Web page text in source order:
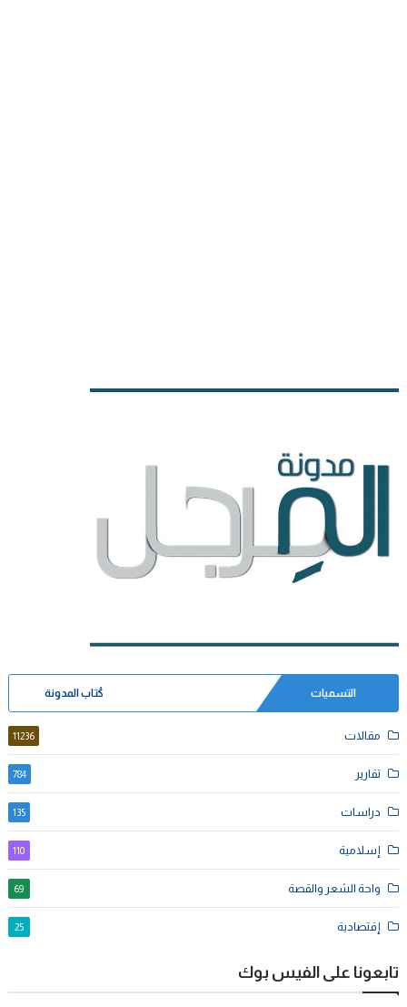
التسميات كُتاب المدونة
مقالات 11236
تقارير 784
دراسات 135
إسلامية 110
واحة الشعر والقصة 69
إقتصادية 25
تابعونا على الفيس بوك